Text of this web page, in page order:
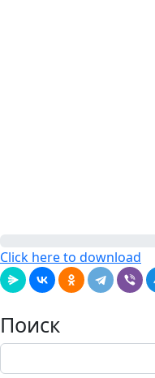
Click here to download
Поиск
Поиск